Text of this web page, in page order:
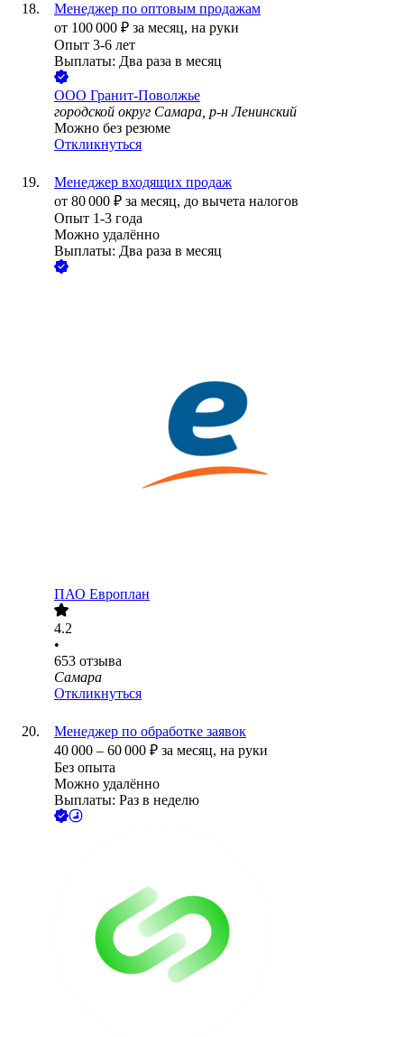
Менеджер по оптовым продажам
от 100 000 ₽ за месяц, на руки
Опыт 3-6 лет
Выплаты: Два раза в месяц
ООО Гранит-Поволжье
городской округ Самара, р-н Ленинский
Можно без резюме
Откликнуться
Менеджер входящих продаж
от 80 000 ₽ за месяц, до вычета налогов
Опыт 1-3 года
Можно удалённо
Выплаты: Два раза в месяц
ПАО Европлан
4.2
•
653 отзыва
Самара
Откликнуться
Менеджер по обработке заявок
40 000 – 60 000 ₽ за месяц, на руки
Без опыта
Можно удалённо
Выплаты: Раз в неделю